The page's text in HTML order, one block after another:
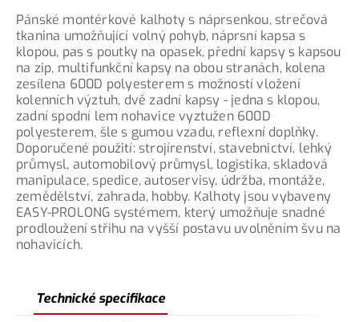
Pánské montérkové kalhoty s náprsenkou, strečová
tkanina umožňující volný pohyb, náprsní kapsa s
klopou, pas s poutky na opasek, přední kapsy s kapsou
na zip, multifunkční kapsy na obou stranách, kolena
zesílena 600D polyesterem s možností vložení
kolenních výztuh, dvě zadní kapsy - jedna s klopou,
zadní spodní lem nohavice vyztužen 600D
polyesterem, šle s gumou vzadu, reflexní doplňky.
Doporučené použití: strojírenství, stavebnictví, lehký
průmysl, automobilový průmysl, logistika, skladová
manipulace, spedice, autoservisy, údržba, montáže,
zemědělství, zahrada, hobby. Kalhoty jsou vybaveny
EASY-PROLONG systémem, který umožňuje snadné
prodloužení střihu na vyšší postavu uvolněním švu na
nohavicích.
Technické specifikace